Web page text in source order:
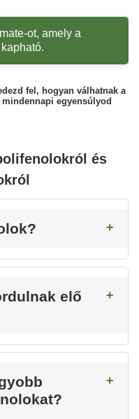
ot, amely a
fel, hogyan válhatnak a
egyensúlyod
és
elő